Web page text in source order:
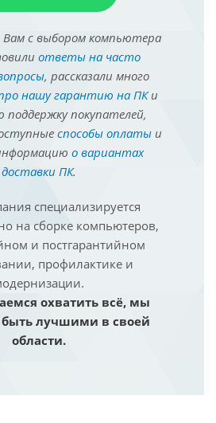
с выбором компьютера
ответы на часто
, рассказали много
нашу гарантию на ПКи
поддержку покупателей,
способы оплатыи
о вариантах
доставки ПК.
специализируется
на сборке компьютеров,
и постгарантийном
профилактике и
охватить всё, мы
лучшими в своей
области.